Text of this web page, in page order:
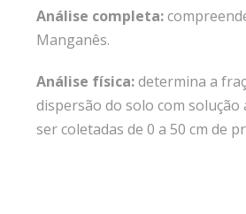
Análise completa:
Manganês.
Análise física:determina a
dispersão do solo com solução
ser coletadas de 0 a 50 cm de